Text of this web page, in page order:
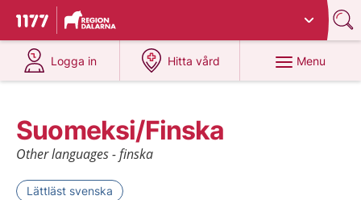
To start page for 1177
Du har valt region
Logga in
at 1177.se
Hitta vård
at 1177.se
Menu
Suomeksi/Finska
Other languages - finska
Lättläst svenska